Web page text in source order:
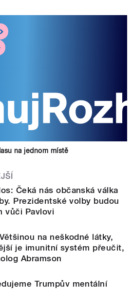
na jednom místě
Čeká nás občanská válka
Prezidentské volby budou
vůči Pavlovi
na neškodné látky,
je imunitní systém přeučit,
Abramson
Trumpův mentální